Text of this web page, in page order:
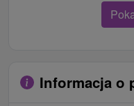
Informacja o